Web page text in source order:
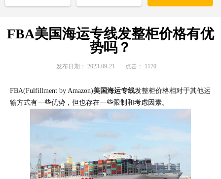
FBA美国海运专线发整柜价格有优
势吗？
发布日期： 2023-09-21 点击： 1170
FBA(Fulfillment by Amazon)美国海运专线发整柜价格相对于其他运
输方式有一些优势，但也存在一些限制和考虑因素。